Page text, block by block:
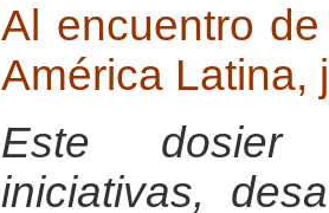
Al encuentro
América Latina,
Este dosier
iniciativas,